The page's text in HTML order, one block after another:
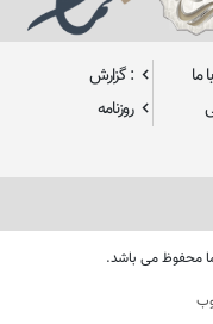
ما
: گزارش
روزنامه
محفوظ می باشد.